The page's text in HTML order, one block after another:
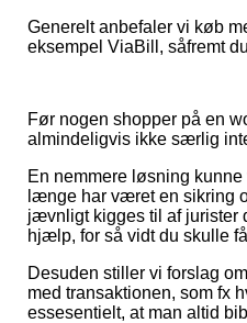
Generelt anbefaler vi køb
eksempel ViaBill, såfremt
Før nogen shopper på en
almindeligvis ikke særlig
En nemmere løsning
længe har været en sikring
jævnligt kigges til af jurister
hjælp, for så vidt du skulle
Desuden stiller vi forslag
med transaktionen, som fx
essesentielt, at man altid